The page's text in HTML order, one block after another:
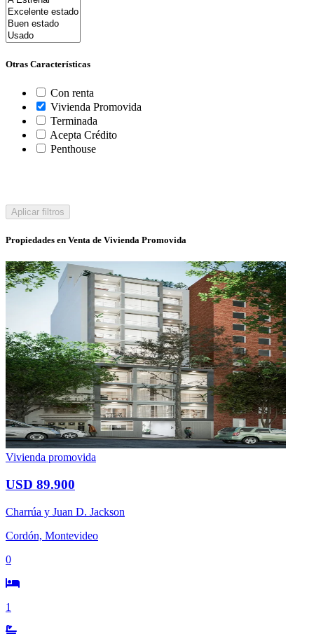
Otras Características
Con renta
Vivienda Promovida
Terminada
Acepta Crédito
Penthouse
Aplicar filtros
Propiedades en Venta de Vivienda Promovida
Vivienda promovida
USD 89.900
Charrúa y Juan D. Jackson
Cordón, Montevideo
0
1